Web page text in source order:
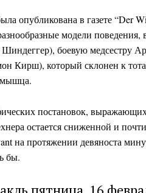
опубликована в газете “Der
модели
Шиндеггер), боевую медсестру
Кирш), который склонен к
мышца.
постановок,
остается сниженной и
на протяжении девяноста
бы.
пятница, 16